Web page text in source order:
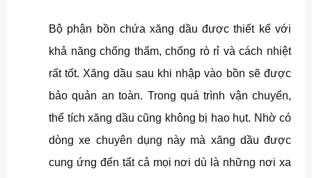
Bộ phận bồn chứa xăng dầu được thiết kế với
khả năng chống thấm, chống rò rỉ và cách nhiệt
rất tốt. Xăng dầu sau khi nhập vào bồn sẽ được
bảo quản an toàn. Trong quá trình vận chuyển,
thể tích xăng dầu cũng không bị hao hụt. Nhờ có
dòng xe chuyên dụng này mà xăng dầu được
cung ứng đến tất cả mọi nơi dù là những nơi xa